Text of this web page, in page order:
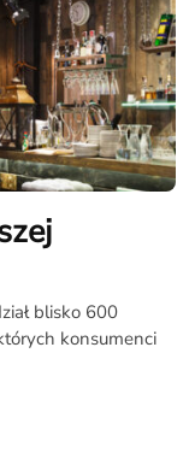
blisko 600
konsumenci